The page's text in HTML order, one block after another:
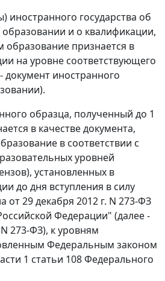
иностранного государства об
и о квалификации,
образование признается в
на уровне соответствующего
документ иностранного
образца, полученный до 1
в качестве документа,
в соответствии с
уровней
установленных в
до дня вступления в силу
от 29 декабря 2012 г. N 273-ФЗ
Федерации" (далее -
273-ФЗ), к уровням
Федеральным законом
1 статьи 108 Федерального